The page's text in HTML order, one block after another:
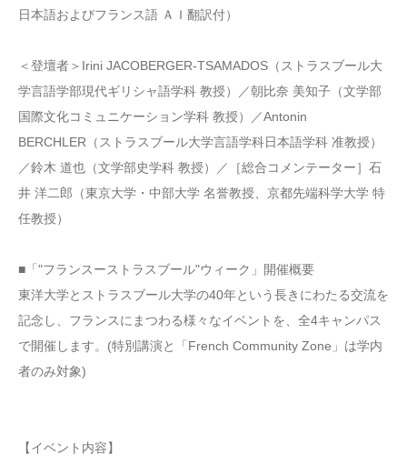
日本語およびフランス語 ＡＩ翻訳付）
＜登壇者＞Irini JACOBERGER-TSAMADOS（ストラスブール大
学言語学部現代ギリシャ語学科 教授）／朝比奈 美知子（文学部
国際文化コミュニケーション学科 教授）／Antonin
BERCHLER（ストラスブール大学言語学科日本語学科 准教授）
／鈴木 道也（文学部史学科 教授）／［総合コメンテーター］石
井 洋二郎（東京大学・中部大学 名誉教授、京都先端科学大学 特
任教授）
■「"フランスーストラスブール"ウィーク」開催概要
東洋大学とストラスブール大学の40年という長きにわたる交流を
記念し、フランスにまつわる様々なイベントを、全4キャンパス
で開催します。(特別講演と「French Community Zone」は学内
者のみ対象)
【イベント内容】